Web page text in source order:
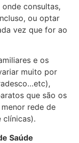
consultas,
ou optar
vez que for ao
e os
muito por
que são os
rede de
clínicas).
Saúde